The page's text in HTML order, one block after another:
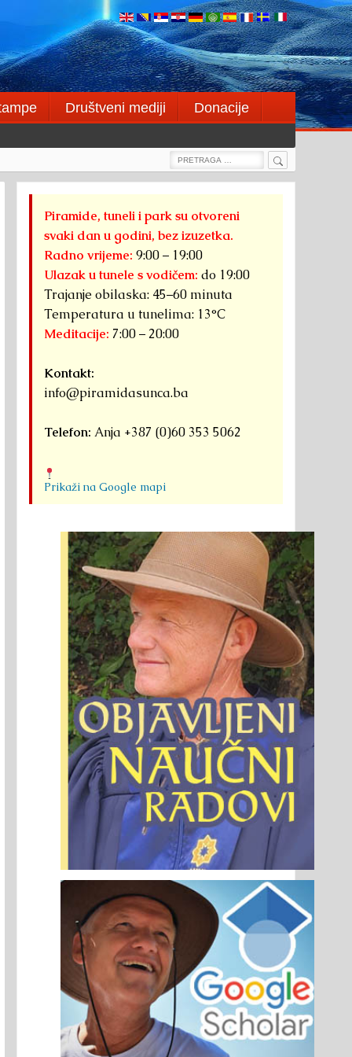
Društveni mediji
Donacije
Search
Search
Piramide, tuneli i park su otvoreni
svaki dan u godini, bez izuzetka.
Radno vrijeme: 9:00 – 19:00
Ulazak u tunele s vodičem: do 19:00
Trajanje obilaska: 45–60 minuta
Temperatura u tunelima: 13°C
Meditacije: 7:00 – 20:00
Kontakt:
info@piramidasunca.ba
Telefon: Anja +387 (0)60 353 5062
Prikaži na Google mapi